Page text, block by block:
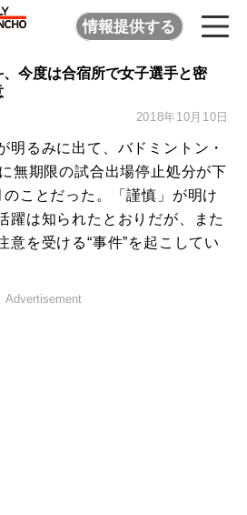
情報提供する
今度は合宿所で女子選手と密
2018年10月10日
るみに出て、バドミントン・
無期限の試合出場停止処分が下
ことだった。「謹慎」が明け
躍は知られたとおりだが、また
意を受ける“事件”を起こしてい
Advertisement